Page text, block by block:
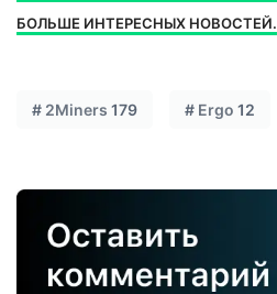
БОЛЬШЕ ИНТЕРЕСНЫХ НОВОСТЕЙ.
# 2Miners 179 # Ergo 12